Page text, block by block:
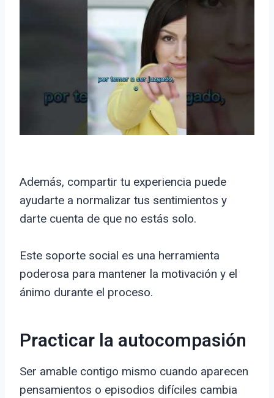
Además, compartir tu experiencia puede
ayudarte a normalizar tus sentimientos y
darte cuenta de que no estás solo.
Este soporte social es una herramienta
poderosa para mantener la motivación y el
ánimo durante el proceso.
Practicar la autocompasión
Ser amable contigo mismo cuando aparecen
pensamientos o episodios difíciles cambia